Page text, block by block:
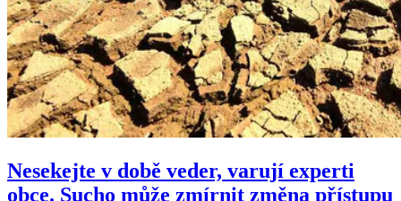
Nesekejte v době veder, varují experti
obce. Sucho může zmírnit změna přístupu